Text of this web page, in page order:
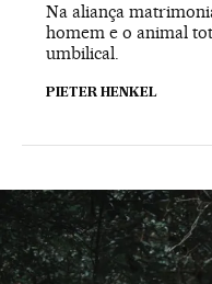
Na aliança
homem e o animal
umbilical.
PIETER HENKEL